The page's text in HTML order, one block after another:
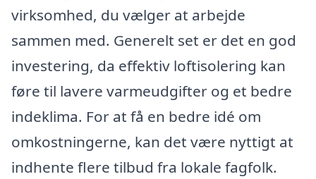
virksomhed, du vælger at arbejde
sammen med. Generelt set er det en god
investering, da effektiv loftisolering kan
føre til lavere varmeudgifter og et bedre
indeklima. For at få en bedre idé om
omkostningerne, kan det være nyttigt at
indhente flere tilbud fra lokale fagfolk.